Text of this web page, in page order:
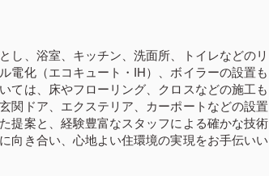
し、浴室、キッチン、洗面所、トイレなどのリ
電化（エコキュート・IH）、ボイラーの設置も
ては、床やフローリング、クロスなどの施工も
関ドア、エクステリア、カーポートなどの設置
提案と、経験豊富なスタッフによる確かな技術
向き合い、心地よい住環境の実現をお手伝いい